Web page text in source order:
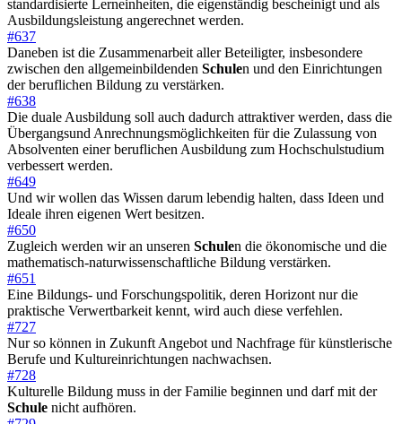
standardisierte Lerneinheiten, die eigenständig bescheinigt und als
Ausbildungsleistung angerechnet werden.
#637
Daneben ist die Zusammenarbeit aller Beteiligter, insbesondere
zwischen den allgemeinbildenden Schulen und den Einrichtungen
der beruflichen Bildung zu verstärken.
#638
Die duale Ausbildung soll auch dadurch attraktiver werden, dass die
Übergangsund Anrechnungsmöglichkeiten für die Zulassung von
Absolventen einer beruflichen Ausbildung zum Hochschulstudium
verbessert werden.
#649
Und wir wollen das Wissen darum lebendig halten, dass Ideen und
Ideale ihren eigenen Wert besitzen.
#650
Zugleich werden wir an unseren Schulen die ökonomische und die
mathematisch-naturwissenschaftliche Bildung verstärken.
#651
Eine Bildungs- und Forschungspolitik, deren Horizont nur die
praktische Verwertbarkeit kennt, wird auch diese verfehlen.
#727
Nur so können in Zukunft Angebot und Nachfrage für künstlerische
Berufe und Kultureinrichtungen nachwachsen.
#728
Kulturelle Bildung muss in der Familie beginnen und darf mit der
Schule nicht aufhören.